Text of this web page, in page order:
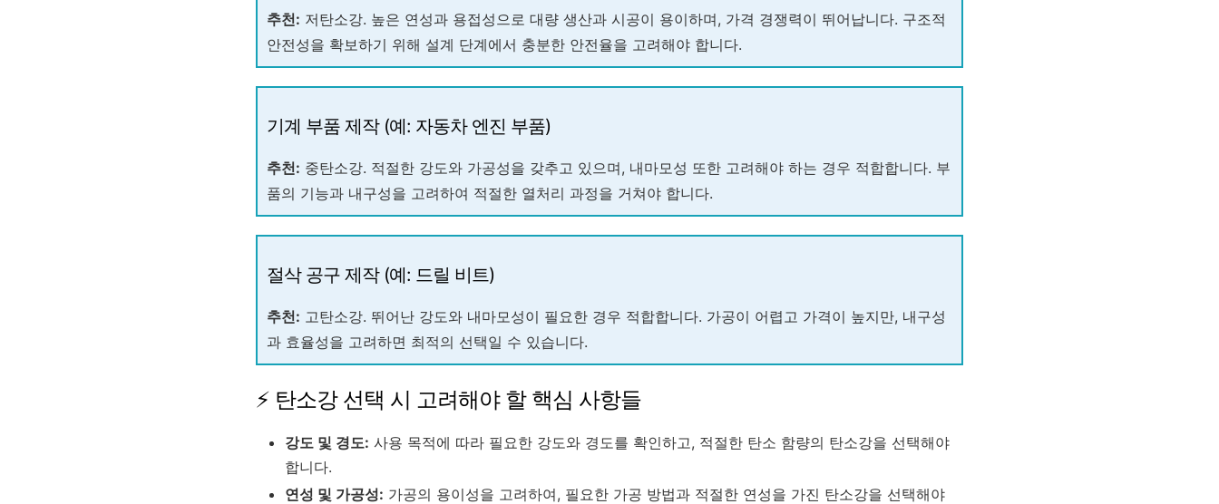
추천: 저탄소강. 높은 연성과 용접성으로 대량 생산과 시공이 용이하며, 가격 경쟁력이 뛰어납니다. 구조적
안전성을 확보하기 위해 설계 단계에서 충분한 안전율을 고려해야 합니다.
기계 부품 제작 (예: 자동차 엔진 부품)
추천: 중탄소강. 적절한 강도와 가공성을 갖추고 있으며, 내마모성 또한 고려해야 하는 경우 적합합니다. 부
품의 기능과 내구성을 고려하여 적절한 열처리 과정을 거쳐야 합니다.
절삭 공구 제작 (예: 드릴 비트)
추천: 고탄소강. 뛰어난 강도와 내마모성이 필요한 경우 적합합니다. 가공이 어렵고 가격이 높지만, 내구성
과 효율성을 고려하면 최적의 선택일 수 있습니다.
⚡ 탄소강 선택 시 고려해야 할 핵심 사항들
강도 및 경도: 사용 목적에 따라 필요한 강도와 경도를 확인하고, 적절한 탄소 함량의 탄소강을 선택해야
합니다.
연성 및 가공성: 가공의 용이성을 고려하여, 필요한 가공 방법과 적절한 연성을 가진 탄소강을 선택해야